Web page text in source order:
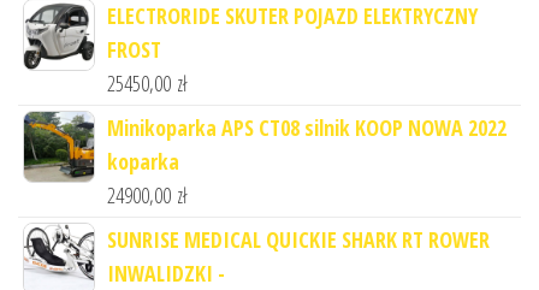
ELECTRORIDE SKUTER POJAZD ELEKTRYCZNY
FROST
25450,00 zł
Minikoparka APS CT08 silnik KOOP NOWA 2022
koparka
24900,00 zł
SUNRISE MEDICAL QUICKIE SHARK RT ROWER
INWALIDZKI -